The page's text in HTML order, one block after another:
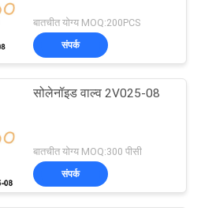
बातचीत योग्य MOQ:200PCS
संपर्क
सोलेनॉइड वाल्व 2V025-08
बातचीत योग्य MOQ:300 पीसी
संपर्क